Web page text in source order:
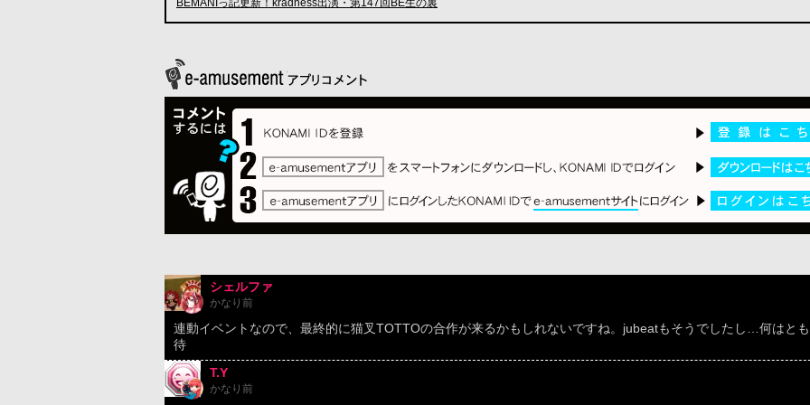
BEMANIっ記更新！kradness出演・第147回BE生の裏
シェルファ
かなり前
連動イベントなので、最終的に猫叉TOTTOの合作が来るかもしれないですね。jubeatもそうでしたし…何はと
待
T.Y
かなり前